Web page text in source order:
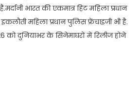
भारत की एकमात्र हिट महिला प्रधान
महिला प्रधान पुलिस फ्रेंचाइजी भी है.
को दुनियाभर के सिनेमाघरों में रिलीज होने